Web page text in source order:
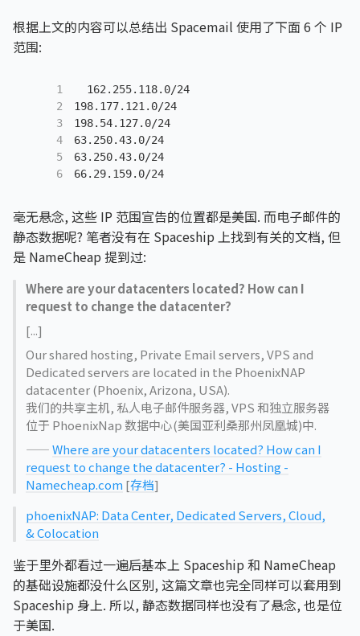
根据上文的内容可以总结出 Spacemail 使用了下面 6 个 IP
范围:
1
2
3
4
5
6
162.255.118.0/24
198.177.121.0/24
198.54.127.0/24
63.250.43.0/24
63.250.43.0/24
66.29.159.0/24
毫无悬念, 这些 IP 范围宣告的位置都是美国. 而电子邮件的
静态数据呢? 笔者没有在 Spaceship 上找到有关的文档, 但
是 NameCheap 提到过:
Where are your datacenters located? How can I
request to change the datacenter?
[...]
Our shared hosting, Private Email servers, VPS and
Dedicated servers are located in the PhoenixNAP
datacenter (Phoenix, Arizona, USA).
我们的共享主机, 私人电子邮件服务器, VPS 和独立服务器
位于 PhoenixNap 数据中心(美国亚利桑那州凤凰城)中.
——Where are your datacenters located? How can I
request to change the datacenter? - Hosting -
Namecheap.com [存档]
phoenixNAP: Data Center, Dedicated Servers, Cloud,
& Colocation
鉴于里外都看过一遍后基本上 Spaceship 和 NameCheap
的基础设施都没什么区别, 这篇文章也完全同样可以套用到
Spaceship 身上. 所以, 静态数据同样也没有了悬念, 也是位
于美国.